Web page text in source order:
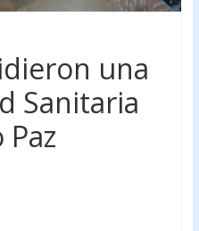
una
Sanitaria